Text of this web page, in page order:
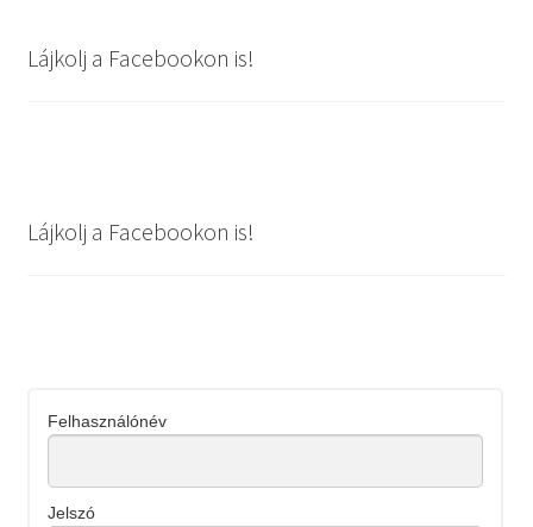
Lájkolj a Facebookon is!
Lájkolj a Facebookon is!
Felhasználónév
Jelszó